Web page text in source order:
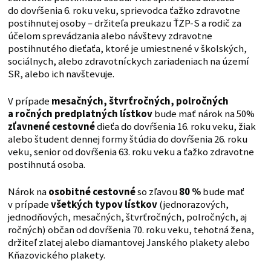
do dovŕšenia 6. roku veku, sprievodca ťažko zdravotne
postihnutej osoby – držiteľa preukazu ŤZP-S a rodič za
účelom sprevádzania alebo návštevy zdravotne
postihnutého dieťaťa, ktoré je umiestnené v školských,
sociálnych, alebo zdravotníckych zariadeniach na území
SR, alebo ich navštevuje.
V prípade mesačných, štvrťročných, polročných
a ročných predplatných lístkovbude mať nárok na 50%
zľavnené cestovnédieťa do dovŕšenia 16. roku veku, žiak
alebo študent dennej formy štúdia do dovŕšenia 26. roku
veku, senior od dovŕšenia 63. roku veku a ťažko zdravotne
postihnutá osoba.
Nárok naosobitné cestovnéso zľavou80 %bude mať
v prípadevšetkých typov lístkov(jednorazových,
jednodňových, mesačných, štvrťročných, polročných, aj
ročných) občan od dovŕšenia 70. roku veku, tehotná žena,
držiteľ zlatej alebo diamantovej Janského plakety alebo
Kňazovického plakety.